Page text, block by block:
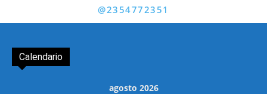
@2354772351
Calendario
agosto 2026